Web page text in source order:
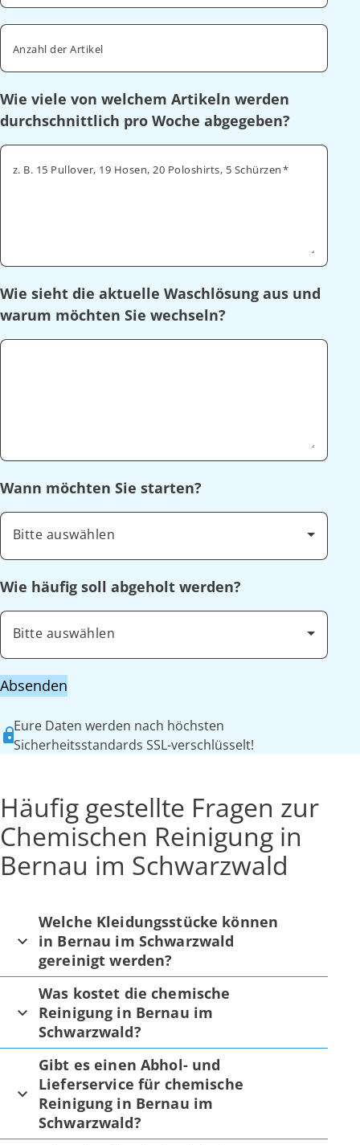
Anzahl der Artikel
Wie viele von welchem Artikeln werden
durchschnittlich pro Woche abgegeben?
z. B. 15 Pullover, 19 Hosen, 20 Poloshirts, 5 Schürzen
Wie sieht die aktuelle Waschlösung aus und
warum möchten Sie wechseln?
Wann möchten Sie starten?
Bitte auswählen
Wie häufig soll abgeholt werden?
Bitte auswählen
Absenden
Eure Daten werden nach höchsten
Sicherheitsstandards SSL-verschlüsselt!
Häufig gestellte Fragen zur
Chemischen Reinigung in
Bernau im Schwarzwald
Welche Kleidungsstücke können
in Bernau im Schwarzwald
gereinigt werden?
Was kostet die chemische
Reinigung in Bernau im
Schwarzwald?
Gibt es einen Abhol- und
Lieferservice für chemische
Reinigung in Bernau im
Schwarzwald?